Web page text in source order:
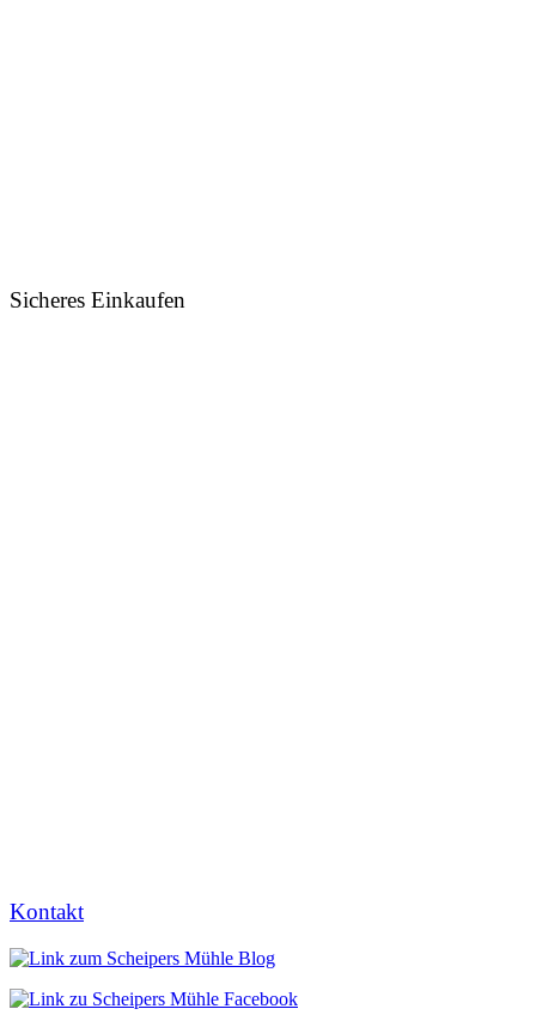
Sicheres Einkaufen
Kontakt